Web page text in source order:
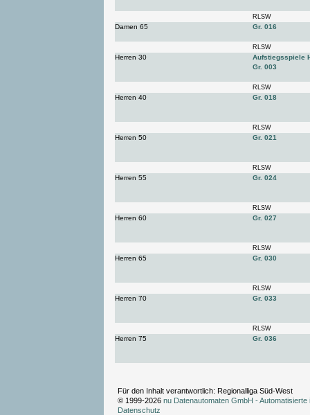
RLSW
Damen 65 Gr. 016
RLSW
Herren 30
Aufstiegsspiele
Gr. 003
RLSW
Herren 40 Gr. 018
RLSW
Herren 50 Gr. 021
RLSW
Herren 55 Gr. 024
RLSW
Herren 60 Gr. 027
RLSW
Herren 65 Gr. 030
RLSW
Herren 70 Gr. 033
RLSW
Herren 75 Gr. 036
Für den Inhalt verantwortlich: Regionalliga Süd-West
© 1999-2026 nu Datenautomaten GmbH -
Datenschutz